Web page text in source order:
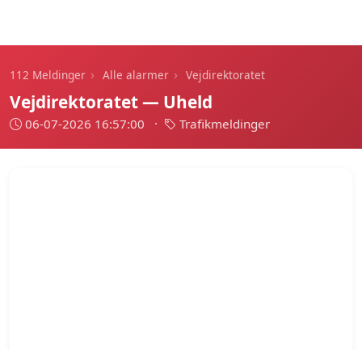
112 Meldinger › Alle alarmer › Vejdirektoratet
Vejdirektoratet — Uheld
06-07-2026 16:57:00 · Trafikmeldinger